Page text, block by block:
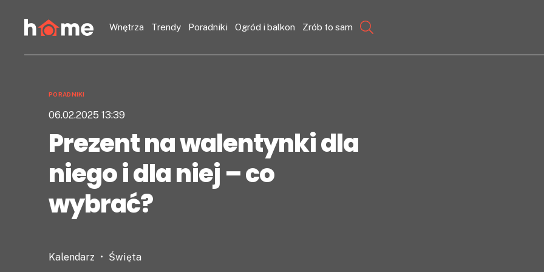
Wnętrza Trendy Poradniki Ogród i balkon Zrób to sam
PORADNIKI
06.02.2025 13:39
Prezent na walentynki dla
niego i dla niej – co
wybrać?
Kalendarz Święta